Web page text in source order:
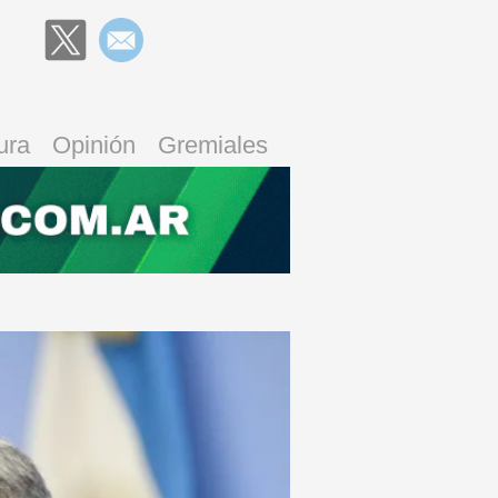
Opinión Gremiales